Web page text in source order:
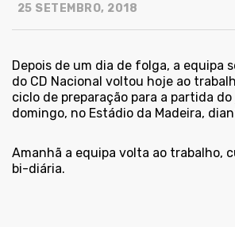
25 SETEMBRO, 2018
Depois de um dia de folga, a equipa
do CD Nacional voltou hoje ao
ciclo de preparação para a partida
domingo, no Estádio da Madeira,
Amanhã a equipa volta ao trabalho,
bi-diária.